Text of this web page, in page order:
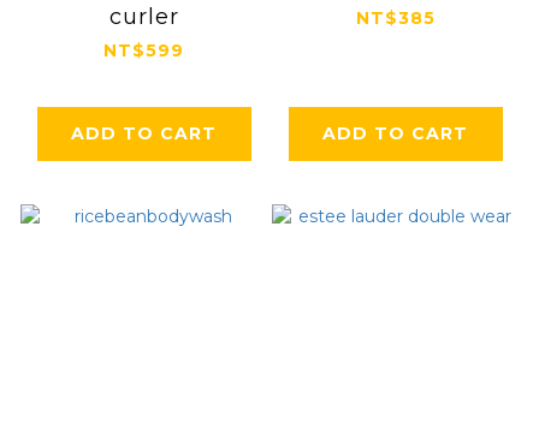
curler
NT$599
ADD TO CART
NT$385
ADD TO CART